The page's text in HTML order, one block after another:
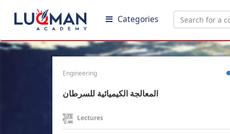
Categories
Engineering
المعالجة الكيميائية للسرطان
Lectures